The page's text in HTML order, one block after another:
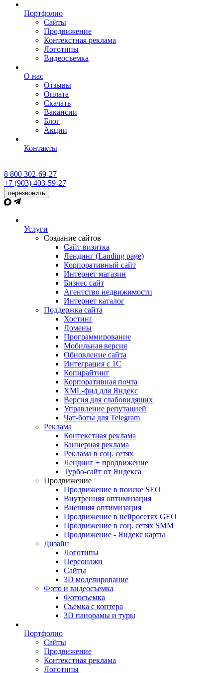
Портфолио
Сайты
Продвижение
Контекстная реклама
Логотипы
Видеосъемка
О нас
Отзывы
Оплата
Скачать
Вакансии
Блог
Акции
Контакты
8 800 302-69-27
+7 (903) 403-59-27
перезвонить
Услуги
Создание сайтов
Сайт визитка
Лендинг (Landing page)
Корпоративный сайт
Интернет магазин
Бизнес сайт
Агентство недвижимости
Интернет каталог
Поддержка сайта
Хостинг
Домены
Программирование
Мобильная версия
Обновление сайта
Интеграция с 1С
Копирайтинг
Корпоративная почта
XML-фид для Яндекс
Версия для слабовидящих
Управление репутацией
Чат-боты для Telegram
Реклама
Контекстная реклама
Баннерная реклама
Реклама в соц. сетях
Лендинг + продвижение
Турбо-сайт от Яндекса
Продвижение
Продвижение в поиске SEO
Внутренняя оптимизация
Внешняя оптимизация
Продвижение в нейросетях GEO
Продвижение в соц. сетях SMM
Продвижение - Яндекс карты
Дизайн
Логотипы
Персонажи
Сайты
3D моделирование
Фото и видеосъемка
Фотосъемка
Съемка с коптера
3D панорамы и туры
Портфолио
Сайты
Продвижение
Контекстная реклама
Логотипы